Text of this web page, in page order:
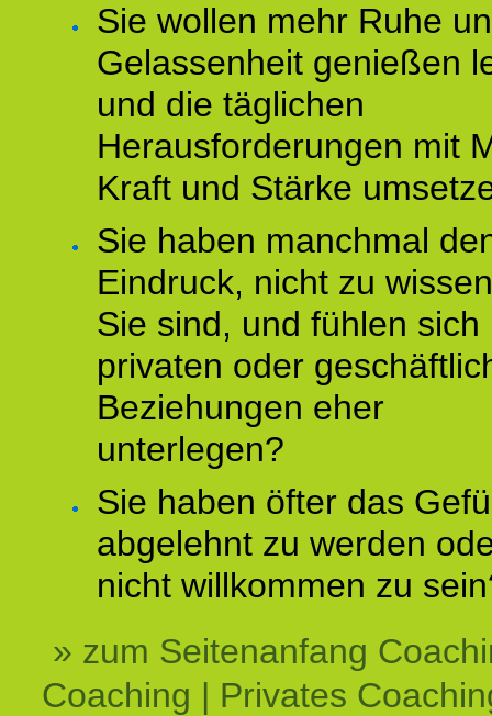
Sie wollen mehr Ruhe
Gelassenheit genießen
und die täglichen
Herausforderungen mit
Kraft und Stärke
Sie haben manchmal
Eindruck, nicht zu
Sie sind, und fühlen sich
privaten oder
Beziehungen eher
unterlegen?
Sie haben öfter das
abgelehnt zu werden
nicht willkommen zu
» zum Seitenanfang
Coaching | Privates